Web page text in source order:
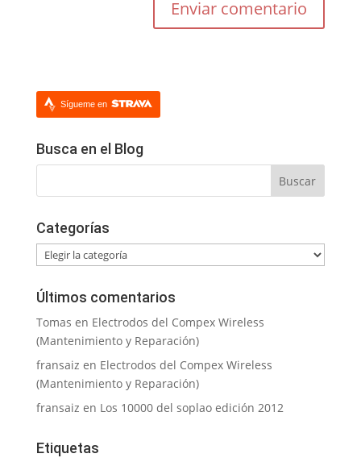
Sígueme en
Busca en el Blog
Categorías
Categorías
Últimos comentarios
Tomas en Electrodos del Compex Wireless
(Mantenimiento y Reparación)
fransaiz en Electrodos del Compex Wireless
(Mantenimiento y Reparación)
fransaiz en Los 10000 del soplao edición 2012
Etiquetas